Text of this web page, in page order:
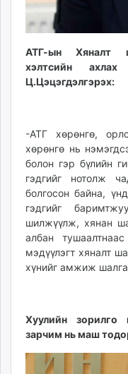
АТГ-ын Хяналт
хэлтсийн
Ц.Цэцэгдэлгэрэх:
-АТГ хөрөнгө,
хөрөнгө нь
болон гэр бүлийн
гэдгийг нотолж
болгосон байна,
гэдгийг
шилжүүлж, хянан
албан
мэдүүлэгт хяналт
хүнийг амжиж
Хуулийн зорилго
зарчим нь маш